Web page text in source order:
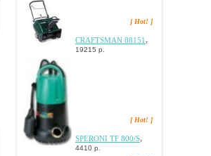
[ Hot! ]
CRAFTSMAN 88151 ,
19215 р.
[ Hot! ]
SPERONI TF 800/S,
4410 р.